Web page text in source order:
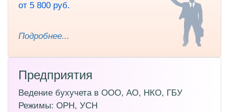
от 5 800 руб.
Подробнее...
Предприятия
Ведение бухучета в ООО, АО, НКО, ГБУ
Режимы: ОРН, УСН